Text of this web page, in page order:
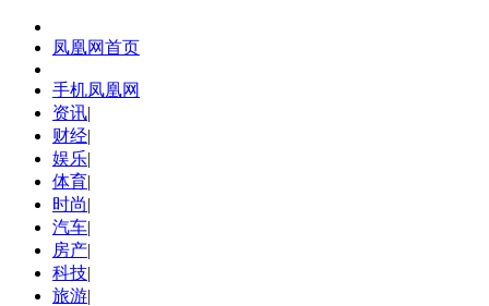
凤凰网首页
手机凤凰网
资讯|
财经|
娱乐|
体育|
时尚|
汽车|
房产|
科技|
旅游|